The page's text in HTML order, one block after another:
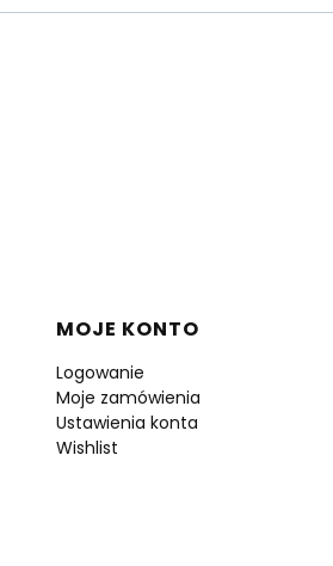
MOJE KONTO
Logowanie
Moje zamówienia
Ustawienia konta
Wishlist